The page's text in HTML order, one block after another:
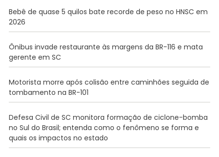
Bebê de quase 5 quilos bate recorde de peso no HNSC em
2026
Ônibus invade restaurante às margens da BR-116 e mata
gerente em SC
Motorista morre após colisão entre caminhões seguida de
tombamento na BR-101
Defesa Civil de SC monitora formação de ciclone-bomba
no Sul do Brasil; entenda como o fenômeno se forma e
quais os impactos no estado